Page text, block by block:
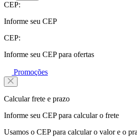
CEP:
Informe seu CEP
CEP:
Informe seu CEP para ofertas
Promoções
Calcular frete e prazo
Informe seu CEP para calcular o frete
Usamos o CEP para calcular o valor e o